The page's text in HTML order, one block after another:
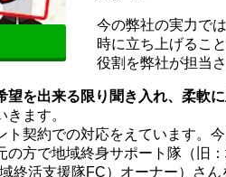
今の弊社の実力で
時に立ち上げるこ
役割を弊社が担当
望を出来る限り聞き入れ、柔軟
きます。
契約での対応をえています。
方で地域終身サポート隊（旧
終活支援隊FC）オーナー）さん